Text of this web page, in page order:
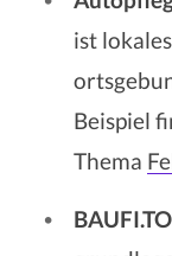
ist
Beispiel
Thema